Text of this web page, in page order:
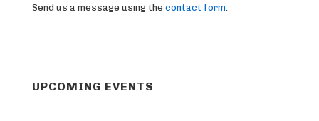
Send us a message using the contact form
UPCOMING EVENTS